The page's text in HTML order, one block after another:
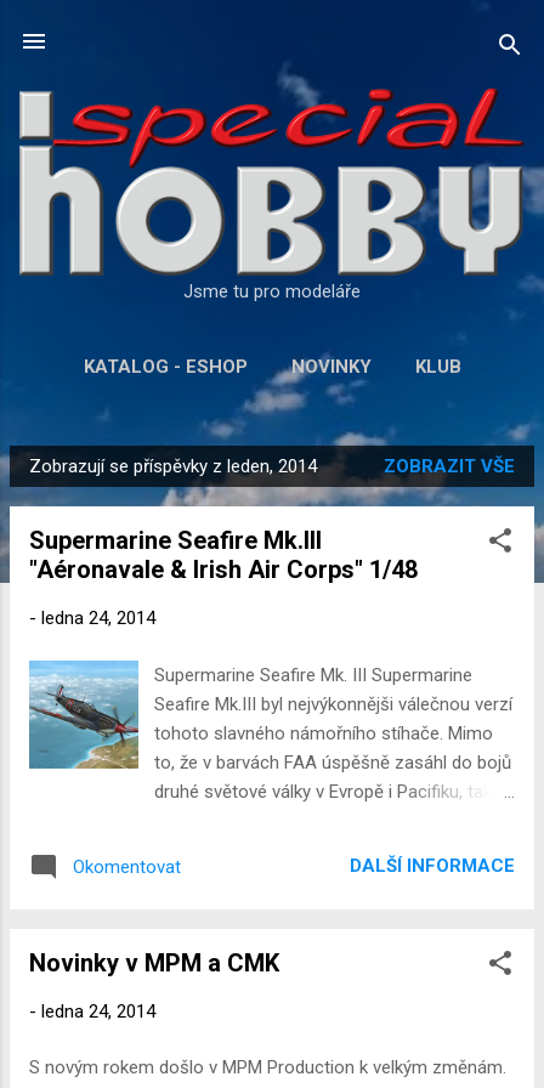
Jsme tu pro modeláře
KATALOG - ESHOP NOVINKY KLUB
DALŠÍ… KONTAKT
P
ř
Zobrazují se příspěvky z leden, 2014 ZOBRAZIT VŠE
Supermarine Seafire Mk.III
"Aéronavale & Irish Air Corps" 1/48
- ledna 24, 2014
Supermarine Seafire Mk. III Supermarine
Seafire Mk.III byl nejvýkonnějši válečnou verzí
tohoto slavného námořního stíhače. Mimo
to, že v barvách FAA úspěšně zasáhl do bojů
druhé světové války v Evropě i Pacifiku, tak
Byl zařazen do výzbroje francouzského
Aéronavale a Irish Air Corps. Zatím co k
jen 12 kusů Seafirů Mk.III. Francouzské
nasazena ve Francouzské Indočíně.
Operovaly s plným námořním vybavením jak
z letadlových lodí, tak z pozemních základen.
Okomentovat DALŠÍ INFORMACE
Novinky v MPM a CMK
- ledna 24, 2014
S novým rokem došlo v MPM Production k velkým změnám.